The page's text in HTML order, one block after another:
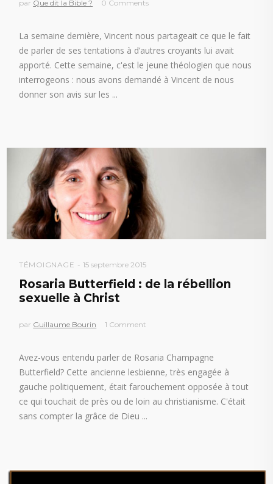
par Que dit la Bible ? 0 Comments
La semaine dernière, Vincent nous partageait ce que le fait
de parler de ses tentations à d’autres croyants lui avait
apporté. Cette semaine, c'est le jeune théologien que nous
interrogeons : nous avons demandé à Vincent de nous
donner son avis sur les
TÉMOIGNAGE 15 septembre 2015
Rosaria Butterfield : de la rébellion
sexuelle à Christ
par Guillaume Bourin 1 Comment
Avez-vous entendu parler de Rosaria Champagne
Butterfield? Cette ancienne lesbienne, très engagée à
gauche politiquement, était farouchement opposée à tout
ce qui touchait de près ou de loin au christianisme. C'était
sans compter la grâce de Dieu